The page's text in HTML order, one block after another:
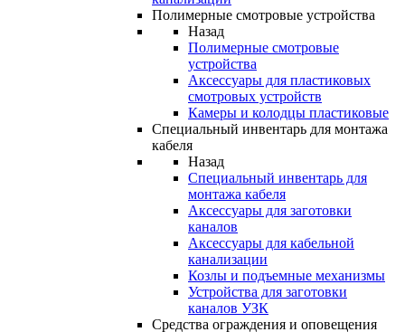
Полимерные смотровые устройства
Назад
Полимерные смотровые
устройства
Аксессуары для пластиковых
смотровых устройств
Камеры и колодцы пластиковые
Специальный инвентарь для монтажа
кабеля
Назад
Специальный инвентарь для
монтажа кабеля
Аксессуары для заготовки
каналов
Аксессуары для кабельной
канализации
Козлы и подъемные механизмы
Устройства для заготовки
каналов УЗК
Средства ограждения и оповещения